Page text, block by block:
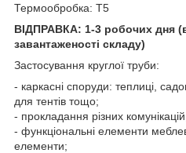
Термообробка: Т5
ВІДПРАВКА: 1-3 робочих дня
завантаженості складу)
Застосування круглої труби:
- каркасні споруди: теплиці,
для тентів тощо;
- прокладання різних
- функціональні елементи
елементи;